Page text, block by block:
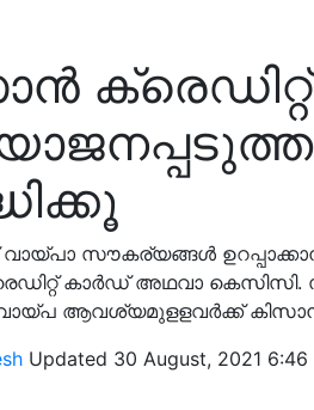
സൗകര്യങ്ങള്‍
കാര്‍ഡ് അഥവാ കെസിസി.
ആവശ്യമുളളവര്‍ക്ക്
Updated 30 August, 2021 6:46